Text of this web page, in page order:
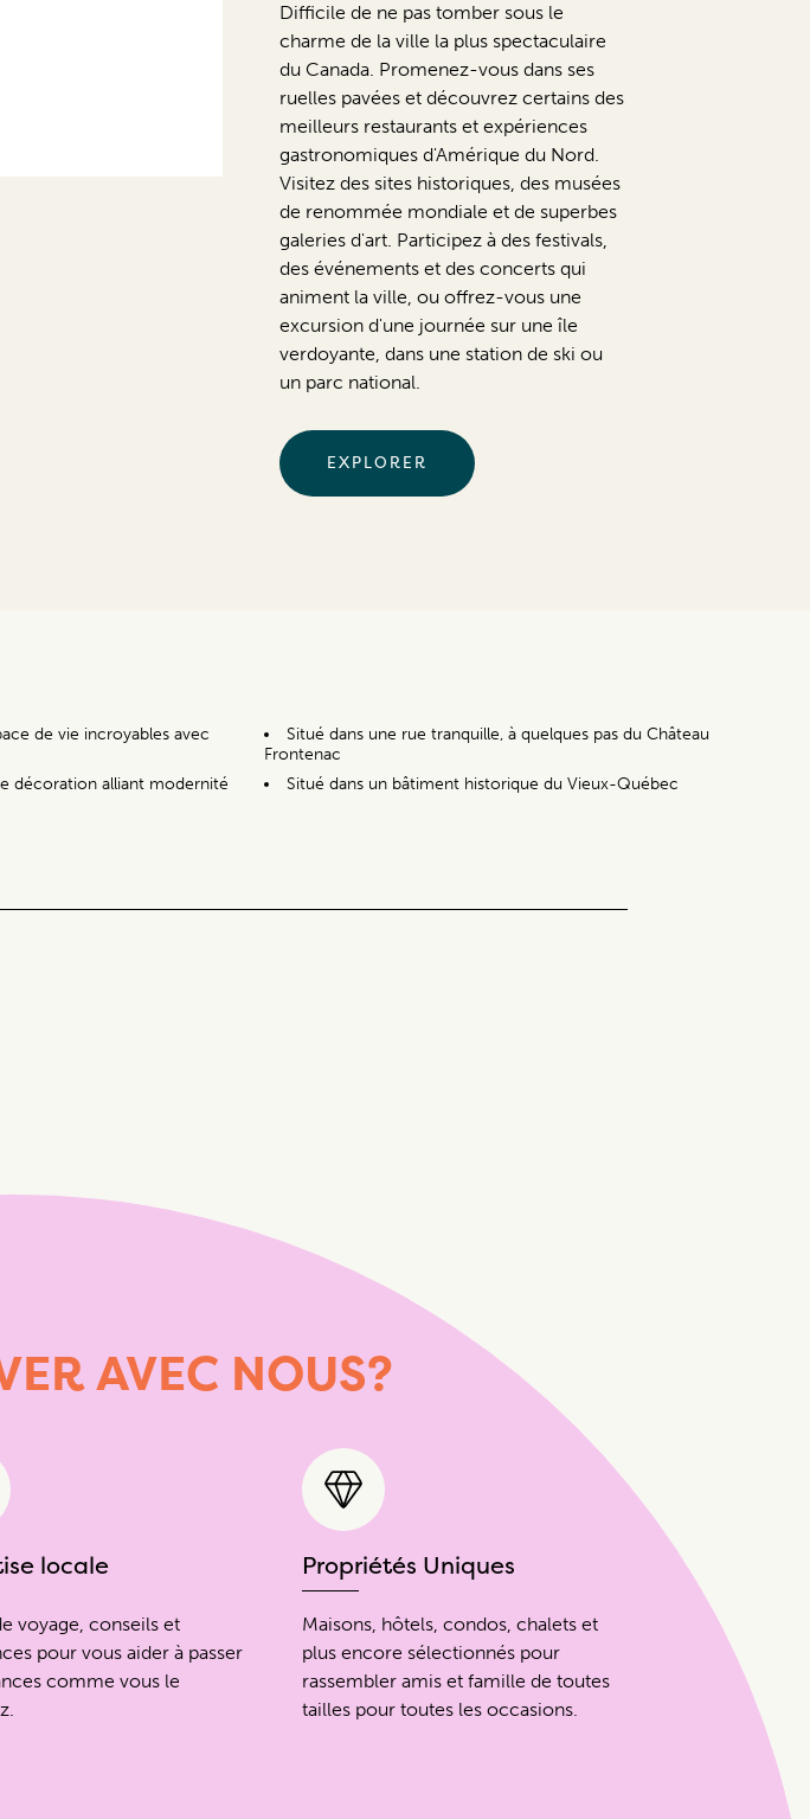
Difficile de ne pas tomber sous le
charme de la ville la plus spectaculaire
du Canada. Promenez-vous dans ses
ruelles pavées et découvrez certains des
meilleurs restaurants et expériences
gastronomiques d'Amérique du Nord.
Visitez des sites historiques, des musées
de renommée mondiale et de superbes
galeries d'art. Participez à des festivals,
des événements et des concerts qui
animent la ville, ou offrez-vous une
excursion d'une journée sur une île
verdoyante, dans une station de ski ou
un parc national.
EXPLORER
de vie incroyables avec
décoration alliant modernité
Situé dans une rue tranquille, à quelques pas du Château
Frontenac
Situé dans un bâtiment historique du Vieux-Québec
AVEC NOUS?
locale
voyage, conseils et
pour vous aider à passer
comme vous le
Propriétés Uniques
Maisons, hôtels, condos, chalets et
plus encore sélectionnés pour
rassembler amis et famille de toutes
tailles pour toutes les occasions.